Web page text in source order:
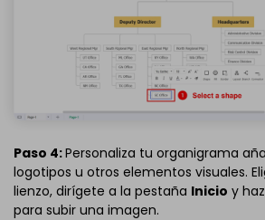
Paso 4:Personaliza tu organigrama
logotipos u otros elementos visuales.
lienzo, dirígete a la pestaña Inicio y
para subir una imagen.